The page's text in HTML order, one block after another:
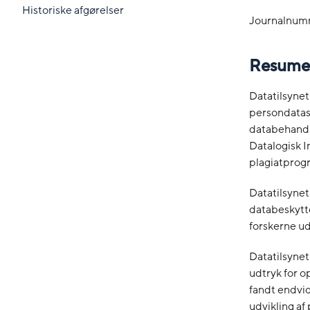
Historiske afgørelser
Resume
Datalogisk
forskerne
udtryk for
fandt
udvikling af